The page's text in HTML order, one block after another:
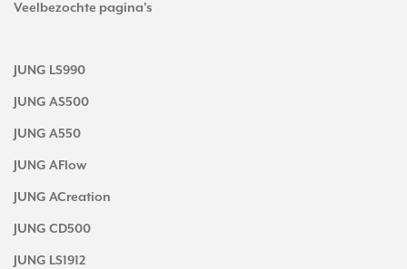
Veelbezochte pagina's
JUNG LS990
JUNG AS500
JUNG A550
JUNG AFlow
JUNG ACreation
JUNG CD500
JUNG LS1912